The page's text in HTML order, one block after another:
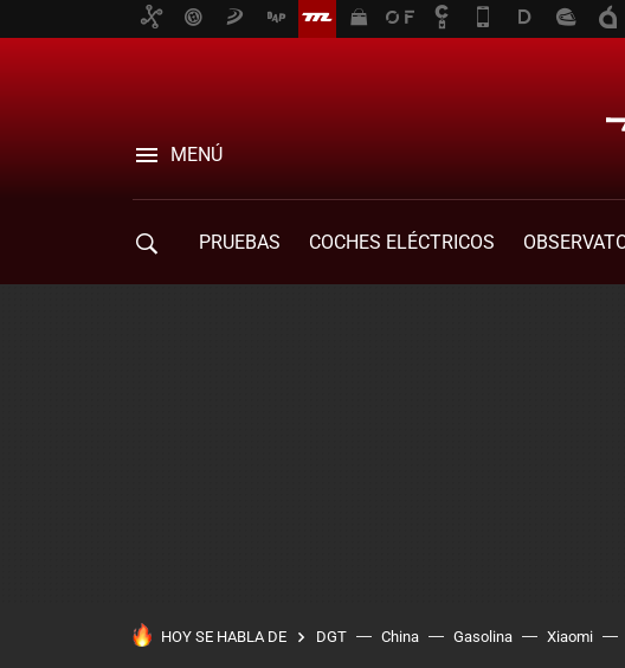
MENÚ
PRUEBAS COCHES ELÉCTRICOS
HOY SE HABLA DE DGT China Gasolina Xiaomi